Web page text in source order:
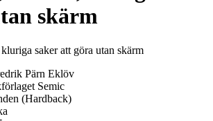
skärm
Pärn Eklöv
Semic
(Hardback)